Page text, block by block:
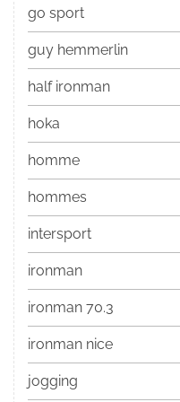
go sport
guy hemmerlin
half ironman
hoka
homme
hommes
intersport
ironman
ironman 70.3
ironman nice
jogging